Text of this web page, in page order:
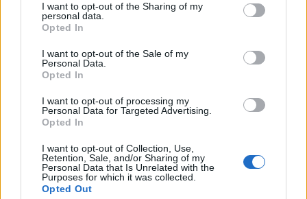
I want to opt-out of the Sharing of my
personal data.
Opted In
I want to opt-out of the Sale of my
Personal Data.
Opted In
I want to opt-out of processing my
Personal Data for Targeted Advertising.
Opted In
I want to opt-out of Collection, Use,
Retention, Sale, and/or Sharing of my
Personal Data that Is Unrelated with the
Purposes for which it was collected.
Opted Out
ενέργειας
Η Chery επενδύει 75 εκατ. δολάρια στην KG Mobility
Το FIAT 500 Hybrid τώρα από
18.990 ευρώ
Ατρόμητος και Novibet
συνεργασίας τους μέχρι το
2028